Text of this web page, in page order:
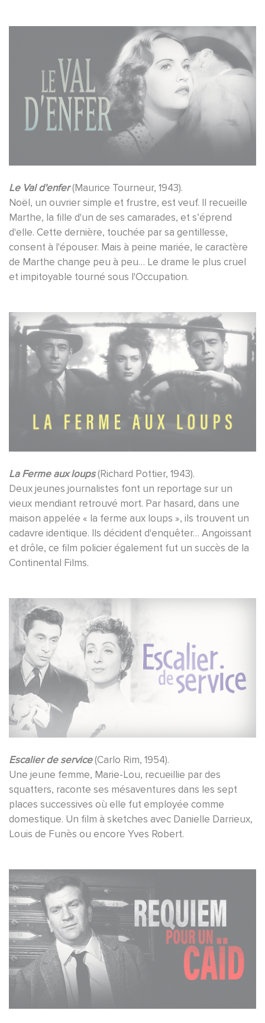
Le Val d'enfer(Maurice Tourneur, 1943).
Noël, un ouvrier simple et frustre, est veuf. Il recueille
Marthe, la fille d'un de ses camarades, et s’éprend
d'elle. Cette dernière, touchée par sa gentillesse,
consent à l'épouser. Mais à peine mariée, le caractère
de Marthe change peu à peu… Le drame le plus cruel
et impitoyable tourné sous l'Occupation.
La Ferme aux loups(Richard Pottier, 1943).
Deux jeunes journalistes font un reportage sur un
vieux mendiant retrouvé mort. Par hasard, dans une
maison appelée « la ferme aux loups », ils trouvent un
cadavre identique. Ils décident d'enquêter… Angoissant
et drôle, ce film policier également fut un succès de la
Continental Films.
Escalier de service(Carlo Rim, 1954).
Une jeune femme, Marie-Lou, recueillie par des
squatters, raconte ses mésaventures dans les sept
places successives où elle fut employée comme
domestique. Un film à sketches avec Danielle Darrieux,
Louis de Funès ou encore Yves Robert.